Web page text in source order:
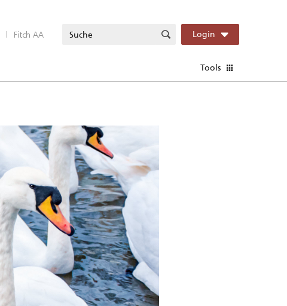
| Fitch AA Login
Tools